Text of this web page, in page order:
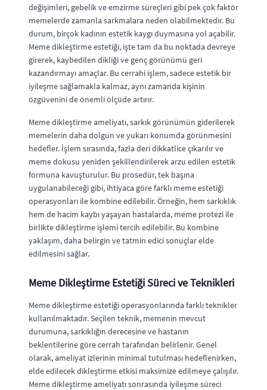
değişimleri, gebelik ve emzirme süreçleri gibi pek çok faktör
memelerde zamanla sarkmalara neden olabilmektedir. Bu
durum, birçok kadının estetik kaygı duymasına yol açabilir.
Meme dikleştirme estetiği, işte tam da bu noktada devreye
girerek, kaybedilen dikliği ve genç görünümü geri
kazandırmayı amaçlar. Bu cerrahi işlem, sadece estetik bir
iyileşme sağlamakla kalmaz, aynı zamanda kişinin
özgüvenini de önemli ölçüde artırır.
Meme dikleştirme ameliyatı, sarkık görünümün giderilerek
memelerin daha dolgun ve yukarı konumda görünmesini
hedefler. İşlem sırasında, fazla deri dikkatlice çıkarılır ve
meme dokusu yeniden şekillendirilerek arzu edilen estetik
formuna kavuşturulur. Bu prosedür, tek başına
uygulanabileceği gibi, ihtiyaca göre farklı meme estetiği
operasyonları ile kombine edilebilir. Örneğin, hem sarkıklık
hem de hacim kaybı yaşayan hastalarda, meme protezi ile
birlikte dikleştirme işlemi tercih edilebilir. Bu kombine
yaklaşım, daha belirgin ve tatmin edici sonuçlar elde
edilmesini sağlar.
Meme Dikleştirme Estetiği Süreci ve Teknikleri
Meme dikleştirme estetiği operasyonlarında farklı teknikler
kullanılmaktadır. Seçilen teknik, memenin mevcut
durumuna, sarkıklığın derecesine ve hastanın
beklentilerine göre cerrah tarafından belirlenir. Genel
olarak, ameliyat izlerinin minimal tutulması hedeflenirken,
elde edilecek dikleştirme etkisi maksimize edilmeye çalışılır.
Meme dikleştirme ameliyatı sonrasında iyileşme süreci